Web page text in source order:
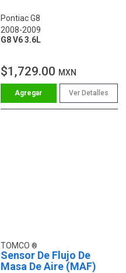
Pontiac G8
2008-2009
G8 V6 3.6L
$1,729.00 MXN
Ver Detalles
TOMCO
Sensor De Flujo De
Masa De Aire (MAF)